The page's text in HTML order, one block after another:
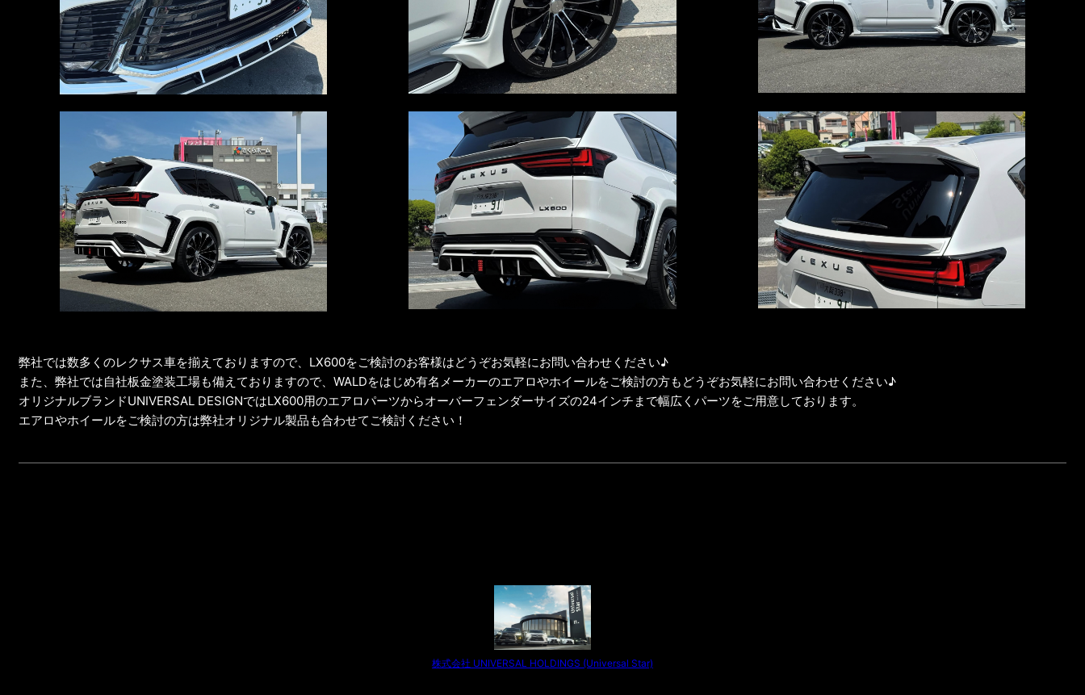
弊社では数多くのレクサス車を揃えておりますので、LX600をご検討のお客様はどうぞお気軽にお問い合わせください♪
また、弊社では自社板金塗装工場も備えておりますので、WALDをはじめ有名メーカーのエアロやホイールをご検討の方もどうぞお気軽にお問い合わせください♪
オリジナルブランドUNIVERSAL DESIGNではLX600用のエアロパーツからオーバーフェンダーサイズの24インチまで幅広くパーツをご用意しております。
エアロやホイールをご検討の方は弊社オリジナル製品も合わせてご検討ください！
株式会社 UNIVERSAL HOLDINGS (Universal Star)